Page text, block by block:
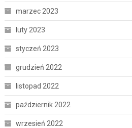
marzec 2023
luty 2023
styczeń 2023
grudzień 2022
listopad 2022
październik 2022
wrzesień 2022